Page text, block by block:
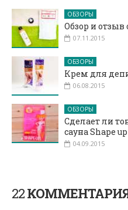
ОБЗОРЫ
Обзор и
07.11.2015
ОБЗОРЫ
Крем для
06.08.2015
ОБЗОРЫ
Сделает ли
сауна Shape
04.09.2015
22